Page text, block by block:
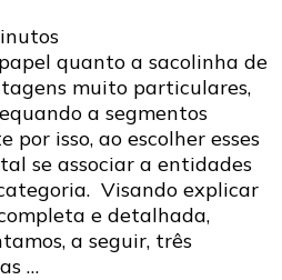
quanto a sacolinha de
muito particulares,
a segmentos
por isso, ao escolher esses
se associar a entidades
Visando explicar
e detalhada,
a seguir, três
…